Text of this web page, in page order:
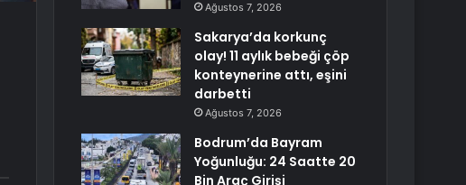
Ağustos 7, 2026
Sakarya’da korkunç
olay! 11 aylık bebeği çöp
konteynerine attı, eşini
darbetti
Ağustos 7, 2026
Bodrum’da Bayram
Yoğunluğu: 24 Saatte 20
Bin Araç Girişi